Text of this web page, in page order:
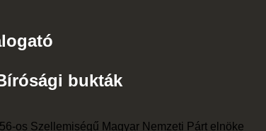
bukták
os Szellemiségű Magyar Nemzeti Párt elnöke